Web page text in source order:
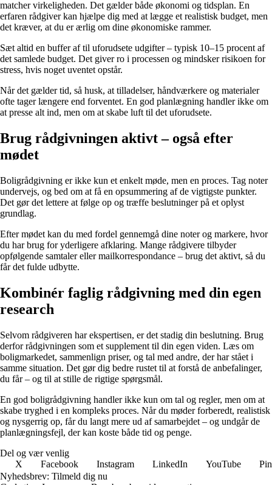
matcher virkeligheden. Det gælder både økonomi og tidsplan. En
erfaren rådgiver kan hjælpe dig med at lægge et realistisk budget, men
det kræver, at du er ærlig om dine økonomiske rammer.
Sæt altid en buffer af til uforudsete udgifter – typisk 10–15 procent af
det samlede budget. Det giver ro i processen og mindsker risikoen for
stress, hvis noget uventet opstår.
Når det gælder tid, så husk, at tilladelser, håndværkere og materialer
ofte tager længere end forventet. En god planlægning handler ikke om
at presse alt ind, men om at skabe luft til det uforudsete.
Brug rådgivningen aktivt – også efter
mødet
Boligrådgivning er ikke kun et enkelt møde, men en proces. Tag noter
undervejs, og bed om at få en opsummering af de vigtigste punkter.
Det gør det lettere at følge op og træffe beslutninger på et oplyst
grundlag.
Efter mødet kan du med fordel gennemgå dine noter og markere, hvor
du har brug for yderligere afklaring. Mange rådgivere tilbyder
opfølgende samtaler eller mailkorrespondance – brug det aktivt, så du
får det fulde udbytte.
Kombinér faglig rådgivning med din egen
research
Selvom rådgiveren har ekspertisen, er det stadig din beslutning. Brug
derfor rådgivningen som et supplement til din egen viden. Læs om
boligmarkedet, sammenlign priser, og tal med andre, der har stået i
samme situation. Det gør dig bedre rustet til at forstå de anbefalinger,
du får – og til at stille de rigtige spørgsmål.
En god boligrådgivning handler ikke kun om tal og regler, men om at
skabe tryghed i en kompleks proces. Når du møder forberedt, realistisk
og nysgerrig op, får du langt mere ud af samarbejdet – og undgår de
planlægningsfejl, der kan koste både tid og penge.
Del og vær venlig
X
Facebook Instagram LinkedIn YouTube
Nyhedsbrev: Tilmeld dig nu